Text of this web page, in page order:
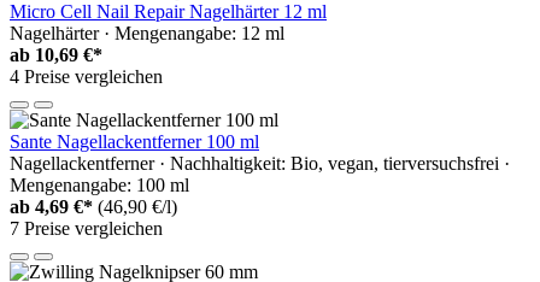
Micro Cell Nail Repair Nagelhärter 12 ml
Nagelhärter · Mengenangabe: 12 ml
ab 10,69 €*
4 Preise vergleichen
Sante Nagellackentferner 100 ml
Nagellackentferner · Nachhaltigkeit: Bio, vegan, tierversuchsfrei ·
Mengenangabe: 100 ml
ab 4,69 €* (46,90 €/l)
7 Preise vergleichen